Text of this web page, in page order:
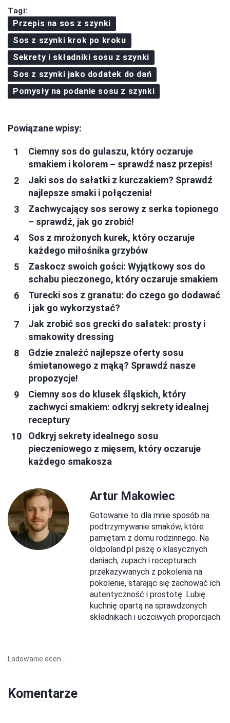
Tagi:
Przepis na sos z szynki
Sos z szynki krok po kroku
Sekrety i składniki sosu z szynki
Sos z szynki jako dodatek do dań
Pomysły na podanie sosu z szynki
Powiązane wpisy:
Ciemny sos do gulaszu, który oczaruje
smakiem i kolorem – sprawdź nasz przepis!
Jaki sos do sałatki z kurczakiem? Sprawdź
najlepsze smaki i połączenia!
Zachwycający sos serowy z serka topionego
– sprawdź, jak go zrobić!
Sos z mrożonych kurek, który oczaruje
każdego miłośnika grzybów
Zaskocz swoich gości: Wyjątkowy sos do
schabu pieczonego, który oczaruje smakiem
Turecki sos z granatu: do czego go dodawać
i jak go wykorzystać?
Jak zrobić sos grecki do sałatek: prosty i
smakowity dressing
Gdzie znaleźć najlepsze oferty sosu
śmietanowego z mąką? Sprawdź nasze
propozycje!
Ciemny sos do klusek śląskich, który
zachwyci smakiem: odkryj sekrety idealnej
receptury
Odkryj sekrety idealnego sosu
pieczeniowego z mięsem, który oczaruje
każdego smakosza
Artur Makowiec
Gotowanie to dla mnie sposób na
podtrzymywanie smaków, które
pamiętam z domu rodzinnego. Na
oldpoland.pl piszę o klasycznych
daniach, zupach i recepturach
przekazywanych z pokolenia na
pokolenie, starając się zachować ich
autentyczność i prostotę. Lubię
kuchnię opartą na sprawdzonych
składnikach i uczciwych proporcjach.
Ładowanie ocen...
Komentarze